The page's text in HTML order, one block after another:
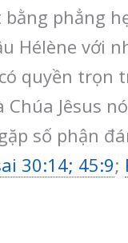
phẳng
Hélène với
quyền trọn
Jêsus
số phận
30:14; 45:9;